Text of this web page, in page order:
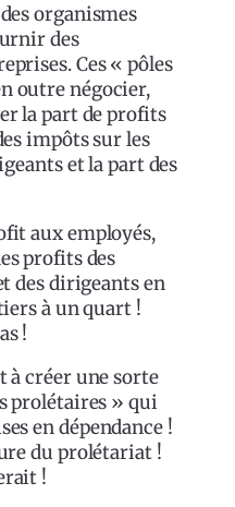
organismes
des
Ces « pôles
outre négocier,
la part de profits
impôts sur les
et la part des
aux employés,
profits des
des dirigeants en
à un quart !
!
à créer une sorte
prolétaires » qui
en dépendance !
du prolétariat !
!